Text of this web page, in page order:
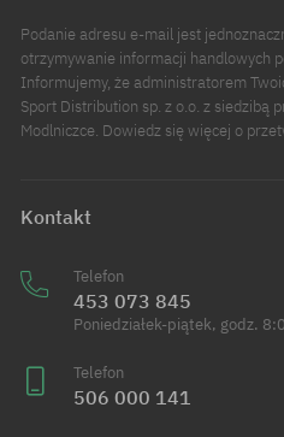
Podanie adresu e-mail jest
otrzymywanie informacji handlowych
Informujemy, że administratorem
Sport Distribution sp. z o.o. z siedzibą
Modlniczce. Dowiedz się więcej o
Kontakt
Telefon
453 073 845
Poniedziałek-piątek, godz.
Telefon
506 000 141